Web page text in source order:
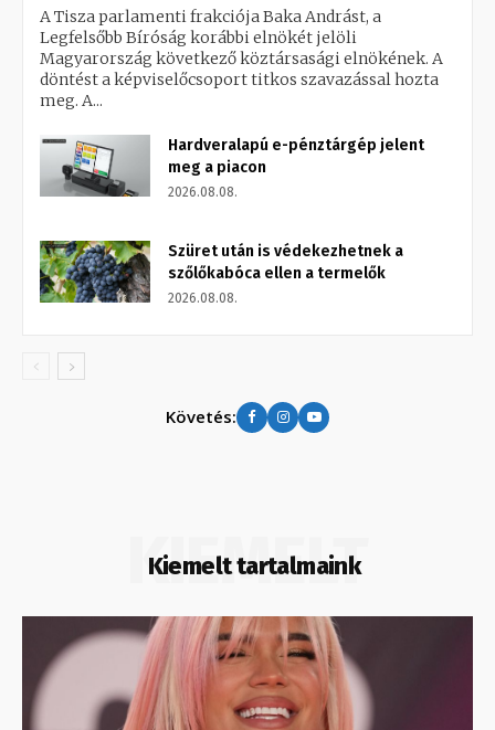
A Tisza parlamenti frakciója Baka Andrást, a
Legfelsőbb Bíróság korábbi elnökét jelöli
Magyarország következő köztársasági elnökének. A
döntést a képviselőcsoport titkos szavazással hozta
meg. A...
Hardveralapú e-pénztárgép jelent
meg a piacon
2026.08.08.
Szüret után is védekezhetnek a
szőlőkabóca ellen a termelők
2026.08.08.
Követés:
Kiemelt tartalmaink
KIEMELT